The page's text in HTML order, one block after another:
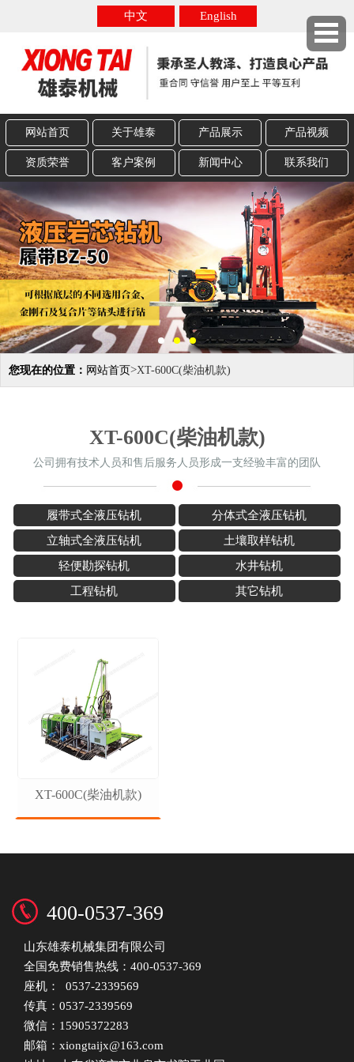
中文 English
网站首页 关于雄泰 产品展示 产品视频
资质荣誉 客户案例 新闻中心 联系我们
您现在的位置： 网站首页>XT-600C(柴油机款)
XT-600C(柴油机款)
公司拥有技术人员和售后服务人员形成一支经验丰富的团队
履带式全液压钻机 分体式全液压钻机
立轴式全液压钻机 土壤取样钻机
轻便勘探钻机 水井钻机
工程钻机 其它钻机
XT-600C(柴油机款)
400-0537-369
山东雄泰机械集团有限公司
全国免费销售热线：400-0537-369
座机： 0537-2339569
传真：0537-2339569
微信：15905372283
邮箱：xiongtaijx@163.com